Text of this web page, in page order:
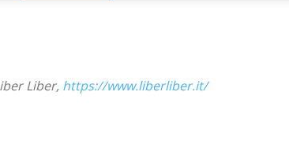
Liber, https://www.liberliber.it/